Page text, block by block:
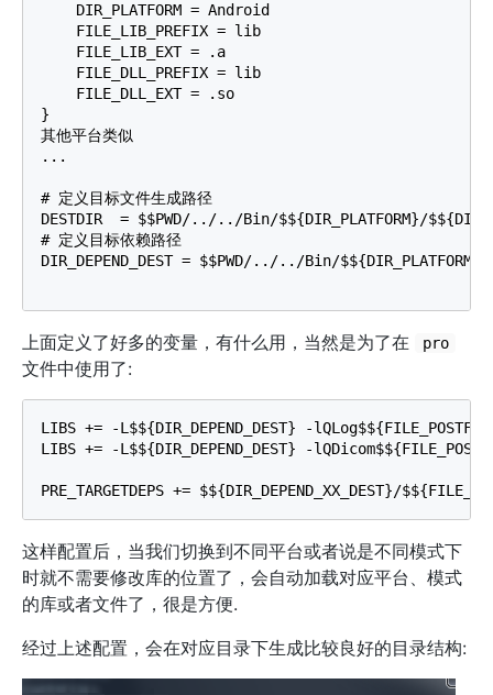
    DIR_PLATFORM = Android
    FILE_LIB_PREFIX = lib
    FILE_LIB_EXT = .a
    FILE_DLL_PREFIX = lib
    FILE_DLL_EXT = .so
}
其他平台类似
...
# 定义目标文件生成路径
DESTDIR  = $$PWD/../../Bin/$${DIR_PLATFORM}/
# 定义目标依赖路径
DIR_DEPEND_DEST = $$PWD/../../Bin/$${DIR_PLATFORM}/
上面定义了好多的变量，有什么用，当然是为了在 pro
文件中使用了:
LIBS += -L$${DIR_DEPEND_DEST} -
LIBS += -L$${DIR_DEPEND_DEST} -
这样配置后，当我们切换到不同平台或者说是不同模式下
时就不需要修改库的位置了，会自动加载对应平台、模式
的库或者文件了，很是方便.
经过上述配置，会在对应目录下生成比较良好的目录结构: